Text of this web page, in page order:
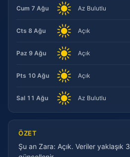
Cum 7 Ağu Az Bulutlu
Cts 8 Ağu Açık
Paz 9 Ağu Açık
Pts 10 Ağu Açık
Sal 11 Ağu Az Bulutlu
ÖZET
Şu an Zara: Açık. Veriler yaklaşık